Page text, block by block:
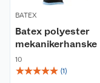
BATEX
Batex polyester
mekanikerhanske
10
☆☆☆☆☆ (1)
Våre merkevarer
Coop kjeder
Ledige stillinger
Ofte stilte spørsmål
Betalingsalternativer
Leveringsalternativer
Åpent kjøp